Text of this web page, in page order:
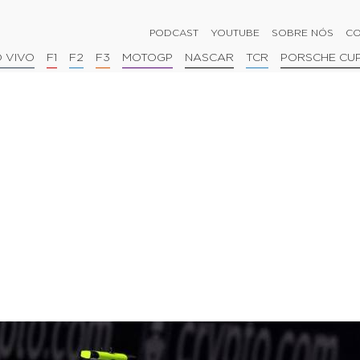
PODCAST YOUTUBE SOBRE NÓS
VIVO F1 F2 F3 MOTOGP NASCAR TCR PORSCHE